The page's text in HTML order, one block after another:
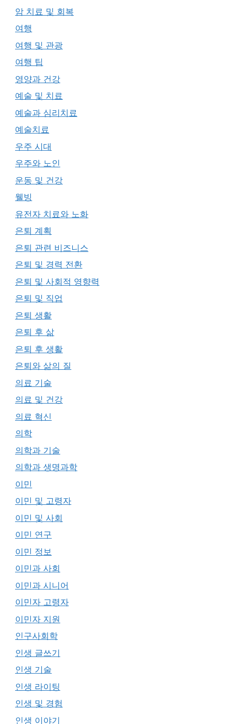
암 치료 및 회복
여행
여행 및 관광
여행 팁
영양과 건강
예술 및 치료
예술과 심리치료
예술치료
우주 시대
우주와 노인
운동 및 건강
웰빙
유전자 치료와 노화
은퇴 계획
은퇴 관련 비즈니스
은퇴 및 경력 전환
은퇴 및 사회적 영향력
은퇴 및 직업
은퇴 생활
은퇴 후 삶
은퇴 후 생활
은퇴와 삶의 질
의료 기술
의료 및 건강
의료 혁신
의학
의학과 기술
의학과 생명과학
이민
이민 및 고령자
이민 및 사회
이민 연구
이민 정보
이민과 사회
이민과 시니어
이민자 고령자
이민자 지원
인구사회학
인생 글쓰기
인생 기술
인생 라이팅
인생 및 경험
인생 이야기